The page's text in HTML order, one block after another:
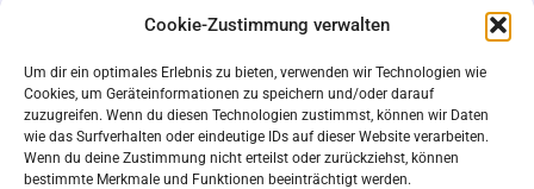
Cookie-Zustimmung verwalten
Um dir ein optimales Erlebnis zu bieten, verwenden wir Technologien wie
Cookies, um Geräteinformationen zu speichern und/oder darauf
zuzugreifen. Wenn du diesen Technologien zustimmst, können wir Daten
wie das Surfverhalten oder eindeutige IDs auf dieser Website verarbeiten.
Wenn du deine Zustimmung nicht erteilst oder zurückziehst, können
bestimmte Merkmale und Funktionen beeinträchtigt werden.
55435 Gau-Algesheim
KONTAKT
Telefon: